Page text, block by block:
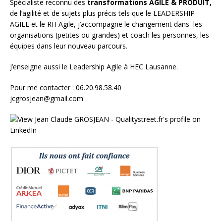
Spécialiste reconnu des transformations AGILE & PRODUIT,
de l’agilité et de sujets plus précis tels que le LEADERSHIP
AGILE et le RH Agile, j’accompagne le changement dans les
organisations (petites ou grandes) et coach les personnes, les
équipes dans leur nouveau parcours.
J’enseigne aussi le Leadership Agile à HEC Lausanne.
Pour me contacter : 06.20.98.58.40
jcgrosjean@gmail.com